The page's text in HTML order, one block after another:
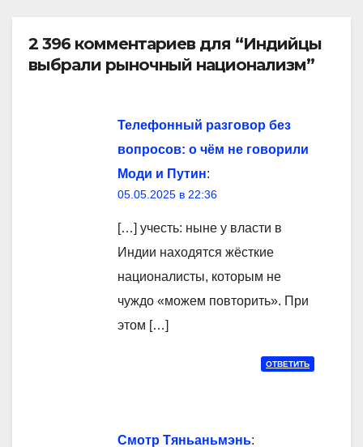
2 396 комментариев для “Индийцы
выбрали рыночный национализм”
Телефонный разговор без
вопросов: о чём не говорили
Моди и Путин:
05.05.2025 в 22:36
[…] учесть: ныне у власти в
Индии находятся жёсткие
националисты, которым не
чуждо «можем повторить». При
этом […]
ОТВЕТИТЬ
Смотр Тяньаньмэнь: